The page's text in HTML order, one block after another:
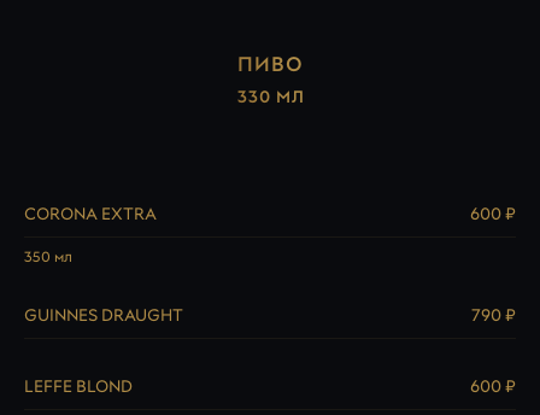
ПИВО
330 МЛ
CORONA EXTRA 600 ₽
350 мл
GUINNES DRAUGHT 790 ₽
LEFFE BLOND 600 ₽